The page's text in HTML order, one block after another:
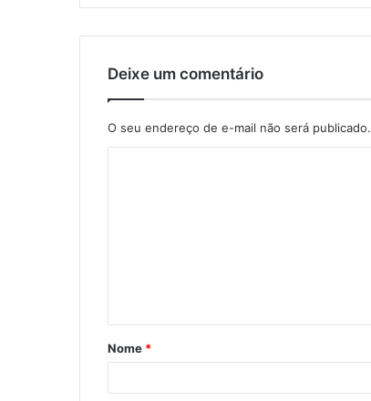
Deixe um comentário
O seu endereço de e-mail não será publicado.
á
r
Nome *